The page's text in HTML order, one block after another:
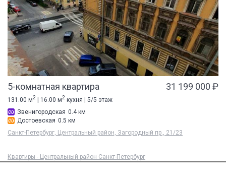
5-комнатная квартира 31 199 000 ₽
131.00 м2 | 16.00 м2 кухня | 5/5 этаж
Звенигородская 0.4 км
Достоевская 0.5 км
Санкт-Петербург, Центральный район, Загородный пр., 21/23
Квартиры - Центральный район Санкт-Петербург